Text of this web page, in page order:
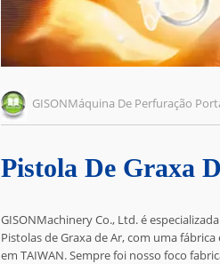
GISONMáquina De Perfuração
Pistola De Graxa
GISONMachinery Co., Ltd. é
Pistolas de Graxa de Ar, com uma
em TAIWAN. Sempre foi nosso foco